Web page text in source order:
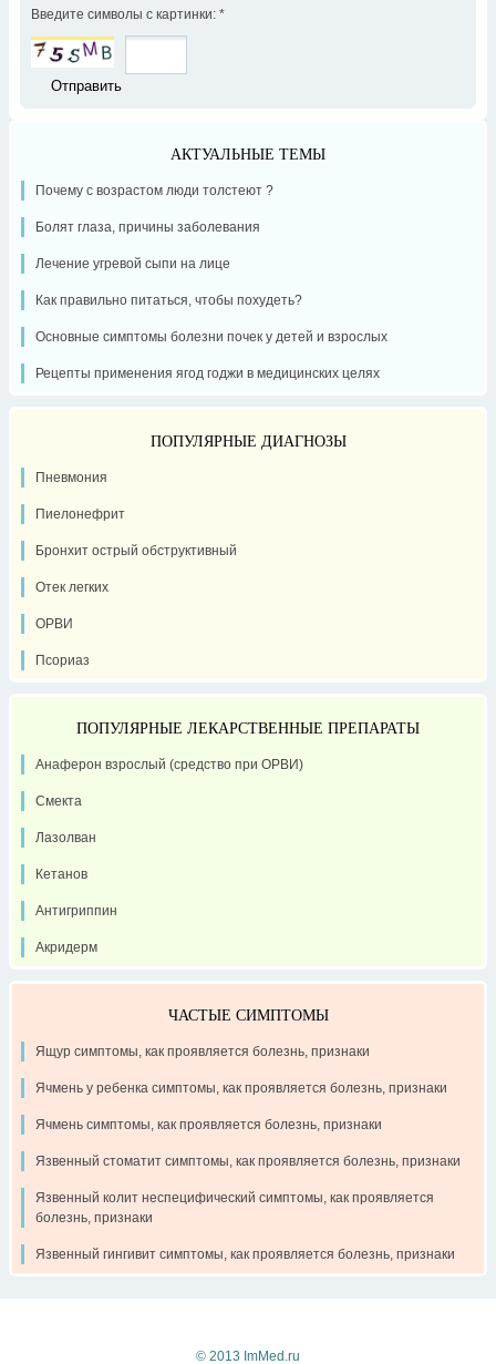
Введите символы с картинки: *
АКТУАЛЬНЫЕ ТЕМЫ
Почему с возрастом люди толстеют ?
Болят глаза, причины заболевания
Лечение угревой сыпи на лице
Как правильно питаться, чтобы похудеть?
Основные симптомы болезни почек у детей и взрослых
Рецепты применения ягод годжи в медицинских целях
ПОПУЛЯРНЫЕ ДИАГНОЗЫ
Пневмония
Пиелонефрит
Бронхит острый обструктивный
Отек легких
ОРВИ
Псориаз
ПОПУЛЯРНЫЕ ЛЕКАРСТВЕННЫЕ ПРЕПАРАТЫ
Анаферон взрослый (средство при ОРВИ)
Смекта
Лазолван
Кетанов
Антигриппин
Акридерм
ЧАСТЫЕ СИМПТОМЫ
Ящур симптомы, как проявляется болезнь, признаки
Ячмень у ребенка симптомы, как проявляется болезнь, признаки
Ячмень симптомы, как проявляется болезнь, признаки
Язвенный стоматит симптомы, как проявляется болезнь, признаки
Язвенный колит неспецифический симптомы, как проявляется
болезнь, признаки
Язвенный гингивит симптомы, как проявляется болезнь, признаки
© 2013 ImMed.ru